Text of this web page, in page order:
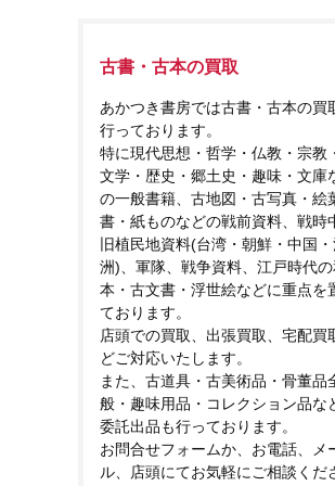
古書・古本の買取
あかつき書房では古書・古本の買
行っております。
特に現代思想・哲学・仏教・宗教
文学・歴史・郷土史・趣味・文庫
の一般書籍、古地図・古写真・絵
書・紙ものなどの戦前資料、戦時
旧植民地資料(台湾・朝鮮・中国
洲)、軍隊、戦争資料、江戸時代の
本・古文書・浮世絵などに重点を
ております。
店頭での買取、出張買取、宅配買
どご対応いたします。
また、古道具・古美術品・骨董品
般・趣味用品・コレクション品な
委託出品も行っております。
お問合せフォームか、お電話、メ
ル、店頭にてお気軽にご相談くだ